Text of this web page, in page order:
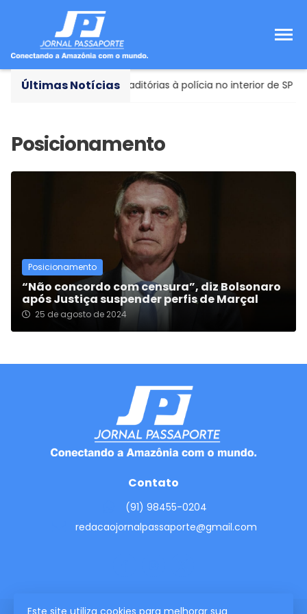
Últimas Notícias
versões contraditórias à polícia no interior de SP
Posicionamento
“Não concordo com censura”, diz Bolsonaro
após Justiça suspender perfis de Marçal
25 de agosto de 2024
Este site utiliza cookies para melhorar sua
Contato
(91) 98455-0204
redacaojornalpassaporte@gmail.com